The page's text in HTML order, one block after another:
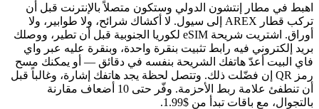
اهبط في مطار إنتشون الدولي وستكون متصلاً بالإنترنت قبل أن
تركب قطار AREX إلى سيول. لا أكشاك شرائح، ولا طوابير، ولا
أوراق. اشتريت شريحة eSIM لكوريا الجنوبية قبل أن تطير، ووصلك
بريد إلكتروني فيه رابط تثبيت بنقرة واحدة، وبنقرة عليه عبر واي
فاي البيت أعدّ هاتفك الشريحة بنفسه في دقائق — أو يمكنك مسح
رمز QR إن فضّلت ذلك. وتتصل لحظة يجد هاتفك إشارة، وغالباً قبل
أن تنطفئ علامة ربط الأحزمة.
وفّر حتى 10 أضعاف مقارنة
بالتجوال، مع باقات تبدأ من $1.99.